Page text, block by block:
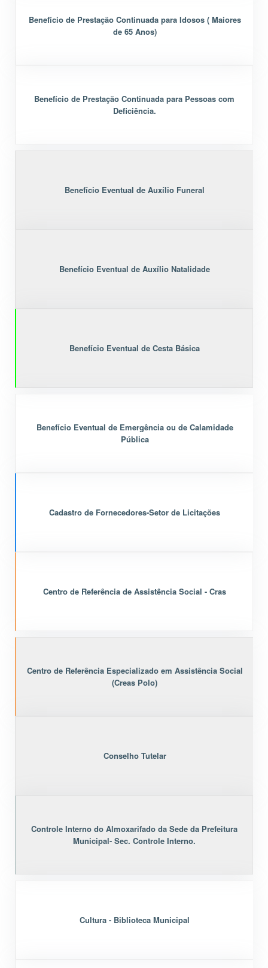
Benefício de Prestação Continuada para Idosos ( Maiores
de 65 Anos)
Benefício de Prestação Continuada para Pessoas com
Deficiência.
Benefício Eventual de Auxílio Funeral
Benefício Eventual de Auxílio Natalidade
Benefício Eventual de Cesta Básica
Benefício Eventual de Emergência ou de Calamidade
Pública
Cadastro de Fornecedores-Setor de Licitações
Centro de Referência de Assistência Social - Cras
Centro de Referência Especializado em Assistência Social
(Creas Polo)
Conselho Tutelar
Controle Interno do Almoxarifado da Sede da Prefeitura
Municipal- Sec. Controle Interno.
Cultura - Biblioteca Municipal